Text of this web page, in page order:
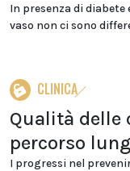
In presenza di
vaso non ci sono
CLINICA
Qualità delle
percorso
I progressi nel